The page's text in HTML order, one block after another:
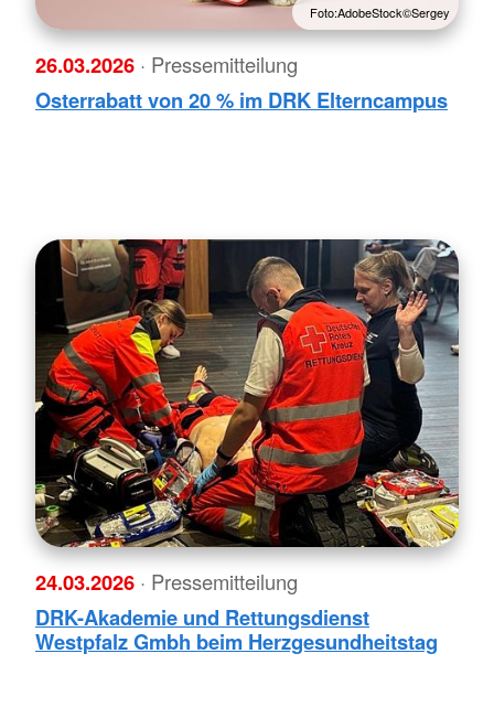
Foto:AdobeStock©Sergey
26.03.2026 · Pressemitteilung
Osterrabatt von 20 % im DRK Elterncampus
24.03.2026 · Pressemitteilung
DRK-Akademie und Rettungsdienst
Westpfalz Gmbh beim Herzgesundheitstag